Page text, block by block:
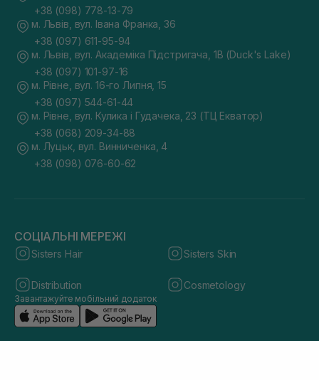
+38 (098) 778-13-79
м. Львів, вул. Івана Франка, 36
+38 (097) 611-95-94
м. Львів, вул. Академіка Підстригача, 1В (Duck's Lake)
+38 (097) 101-97-16
м. Рівне, вул. 16-го Липня, 15
+38 (097) 544-61-44
м. Рівне, вул. Кулика і Гудачека, 23 (ТЦ Екватор)
+38 (068) 209-34-88
м. Луцьк, вул. Винниченка, 4
+38 (098) 076-60-62
СОЦІАЛЬНІ МЕРЕЖІ
Sisters Hair Sisters Skin
Distribution Cosmetology
Завантажуйте мобільний додаток